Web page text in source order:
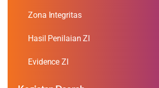
Zona Integritas
Hasil Penilaian ZI
Evidence ZI